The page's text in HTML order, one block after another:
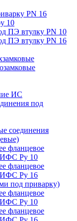
PN 16
10
ПЭ втулку PN 10
ПЭ втулку PN 16
ИС
под
соединения
фланцевое
ИФС Ру 10
фланцевое
ИФС Ру 16
под приварку)
фланцевое
ИФС Ру 10
фланцевое